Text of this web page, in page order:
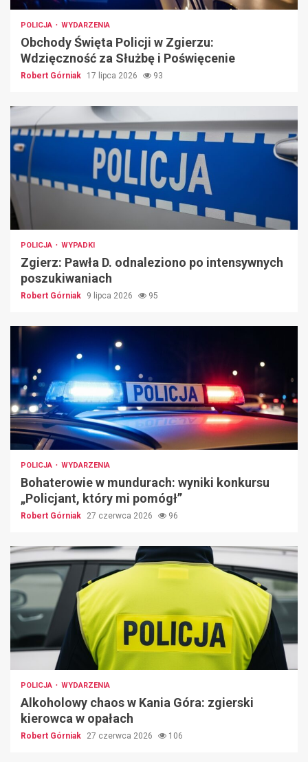
POLICJA WYDARZENIA
Obchody Święta Policji w Zgierzu:
Wdzięczność za Służbę i Poświęcenie
Robert Górniak 17 lipca 2026 93
POLICJA WYPADKI
Zgierz: Pawła D. odnaleziono po intensywnych
poszukiwaniach
Robert Górniak 9 lipca 2026 95
POLICJA WYDARZENIA
Bohaterowie w mundurach: wyniki konkursu
„Policjant, który mi pomógł”
Robert Górniak 27 czerwca 2026 96
POLICJA WYDARZENIA
Alkoholowy chaos w Kania Góra: zgierski
kierowca w opałach
Robert Górniak 27 czerwca 2026 106